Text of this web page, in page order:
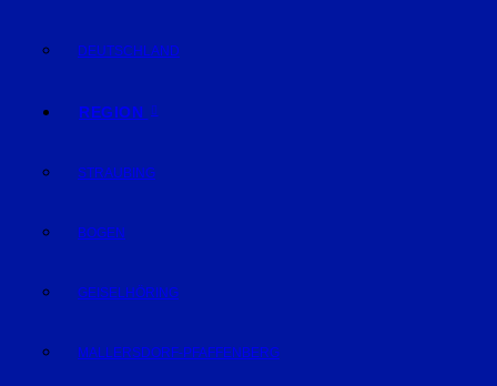
DEUTSCHLAND
REGION
STRAUBING
BOGEN
GEISELHÖRING
MALLERSDORF-PFAFFENBERG